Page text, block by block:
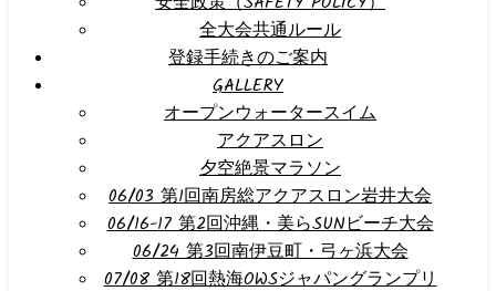
全大会共通ルール
登録手続きのご案内
GALLERY
オープンウォータースイム
アクアスロン
夕空絶景マラソン
06/03 第1回南房総アクアスロン岩井大会
06/16-17 第2回沖縄・美らSUNビーチ大会
06/24 第3回南伊豆町・弓ヶ浜大会
07/08 第18回熱海OWSジャパングランプリ